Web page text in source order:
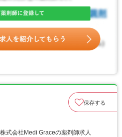
保存する
式会社Medi Graceの薬剤師求人